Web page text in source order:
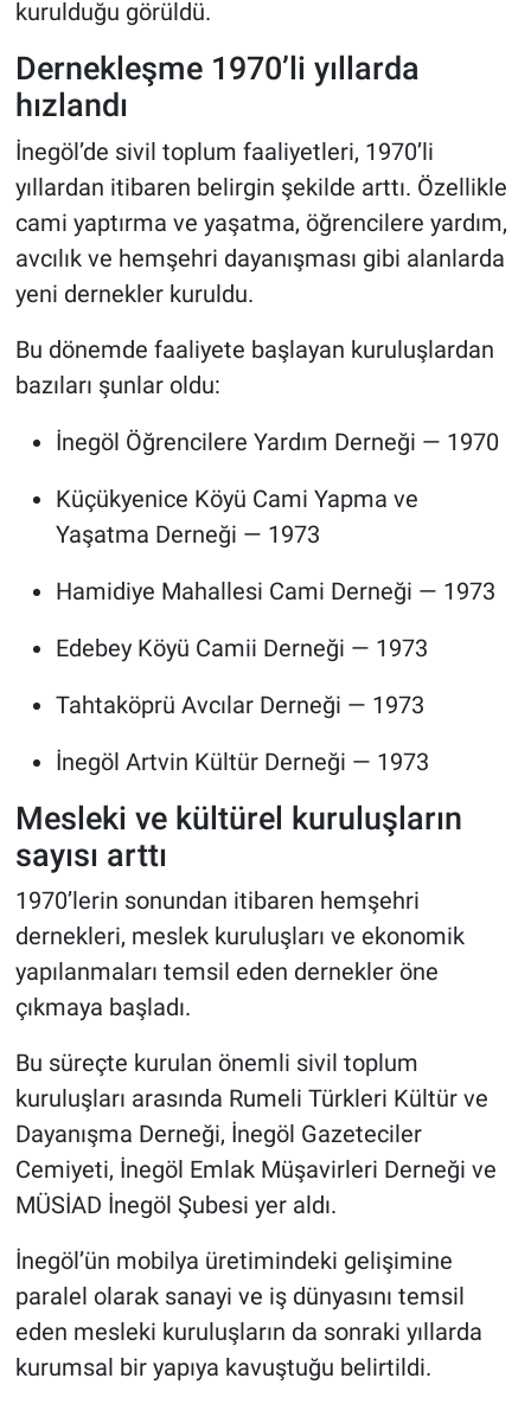
kurulduğu görüldü.
Dernekleşme 1970’li yıllarda
hızlandı
İnegöl’de sivil toplum faaliyetleri, 1970’li
yıllardan itibaren belirgin şekilde arttı. Özellikle
cami yaptırma ve yaşatma, öğrencilere yardım,
avcılık ve hemşehri dayanışması gibi alanlarda
yeni dernekler kuruldu.
Bu dönemde faaliyete başlayan kuruluşlardan
bazıları şunlar oldu:
İnegöl Öğrencilere Yardım Derneği — 1970
Küçükyenice Köyü Cami Yapma ve
Yaşatma Derneği — 1973
Hamidiye Mahallesi Cami Derneği — 1973
Edebey Köyü Camii Derneği — 1973
Tahtaköprü Avcılar Derneği — 1973
İnegöl Artvin Kültür Derneği — 1973
Mesleki ve kültürel kuruluşların
sayısı arttı
1970’lerin sonundan itibaren hemşehri
dernekleri, meslek kuruluşları ve ekonomik
yapılanmaları temsil eden dernekler öne
çıkmaya başladı.
Bu süreçte kurulan önemli sivil toplum
kuruluşları arasında Rumeli Türkleri Kültür ve
Dayanışma Derneği, İnegöl Gazeteciler
Cemiyeti, İnegöl Emlak Müşavirleri Derneği ve
MÜSİAD İnegöl Şubesi yer aldı.
İnegöl’ün mobilya üretimindeki gelişimine
paralel olarak sanayi ve iş dünyasını temsil
eden mesleki kuruluşların da sonraki yıllarda
kurumsal bir yapıya kavuştuğu belirtildi.